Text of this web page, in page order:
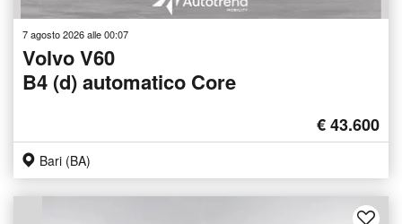
7 agosto 2026 alle 00:07
Volvo V60
B4 (d) automatico Core
€ 43.600
Bari (BA)